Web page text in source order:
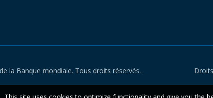
la Banque mondiale. Tous droits réservés. Droits